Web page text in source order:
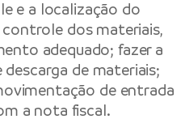
e a localização do
dos materiais,
adequado; fazer a
de materiais;
de entrada
a nota fiscal.